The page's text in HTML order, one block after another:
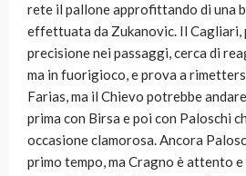
rete il pallone approfittando di una
effettuata da Zukanovic. Il Cagliari,
precisione nei passaggi, cerca di
ma in fuorigioco, e prova a
Farias, ma il Chievo potrebbe
prima con Birsa e poi con Paloschi
occasione clamorosa. Ancora
primo tempo, ma Cragno è attento e